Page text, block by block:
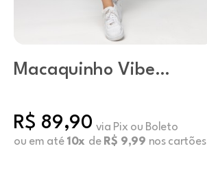
Macaquinho Vibe
R$ 89,90 via Pix ou Boleto
ou em até 10x de R$ 9,99 nos cartões